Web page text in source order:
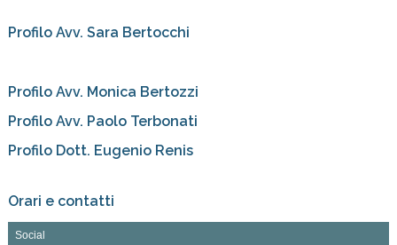
Profilo Avv. Sara Bertocchi
Profilo Avv. Monica Bertozzi
Profilo Avv. Paolo Terbonati
Profilo Dott. Eugenio Renis
Orari e contatti
Social